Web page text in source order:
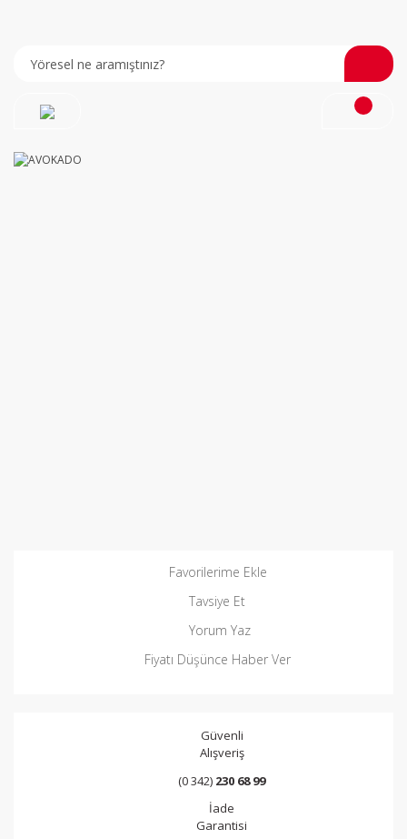
Favorilerime Ekle
Tavsiye Et
Yorum Yaz
Fiyatı Düşünce Haber Ver
Güvenli
Alışveriş
(0 342) 230 68 99
İade
Garantisi